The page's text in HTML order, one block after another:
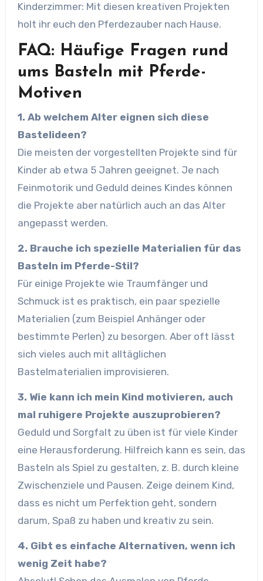
Kinderzimmer: Mit diesen kreativen Projekten
holt ihr euch den Pferdezauber nach Hause.
FAQ: Häufige Fragen rund
ums Basteln mit Pferde-
Motiven
1. Ab welchem Alter eignen sich diese
Bastelideen?
Die meisten der vorgestellten Projekte sind für
Kinder ab etwa 5 Jahren geeignet. Je nach
Feinmotorik und Geduld deines Kindes können
die Projekte aber natürlich auch an das Alter
angepasst werden.
2. Brauche ich spezielle Materialien für das
Basteln im Pferde-Stil?
Für einige Projekte wie Traumfänger und
Schmuck ist es praktisch, ein paar spezielle
Materialien (zum Beispiel Anhänger oder
bestimmte Perlen) zu besorgen. Aber oft lässt
sich vieles auch mit alltäglichen
Bastelmaterialien improvisieren.
3. Wie kann ich mein Kind motivieren, auch
mal ruhigere Projekte auszuprobieren?
Geduld und Sorgfalt zu üben ist für viele Kinder
eine Herausforderung. Hilfreich kann es sein, das
Basteln als Spiel zu gestalten, z. B. durch kleine
Zwischenziele und Pausen. Zeige deinem Kind,
dass es nicht um Perfektion geht, sondern
darum, Spaß zu haben und kreativ zu sein.
4. Gibt es einfache Alternativen, wenn ich
wenig Zeit habe?